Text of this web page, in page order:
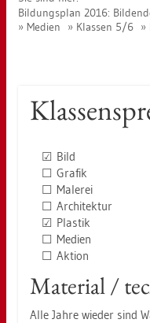
Bil­dungs­plan 2016:
Me­di­en
Klas­sen 5/6
☑ Bild
☐ Gra­fik
☐ Ma­le­rei
☐ Ar­chi­tek­tur
☑ Plas­tik
☐ Me­di­en
☐ Ak­ti­on
Ma­te­ri­al /
Alle Jahre wie­der sind